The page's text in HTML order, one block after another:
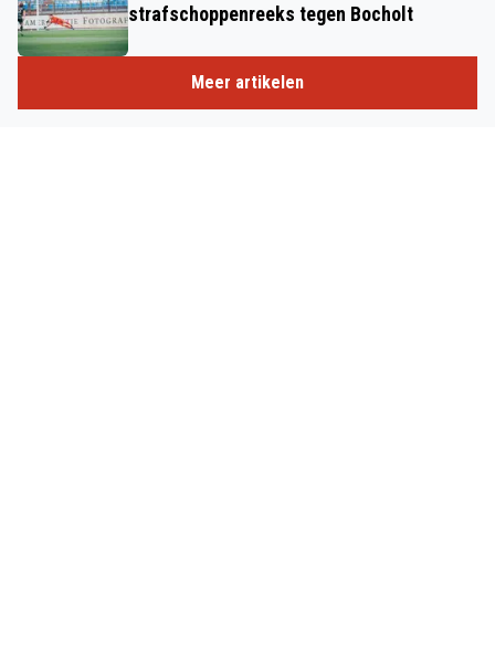
strafschoppenreeks tegen Bocholt
Meer artikelen